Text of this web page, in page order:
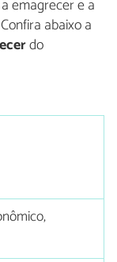
emagrecer e a
abaixo a
do